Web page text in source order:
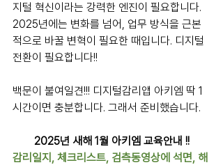
지털 혁신이라는 강력한 엔진이 필요합니다.
2025년에는 변화를 넘어, 업무 방식을 근본
적으로 바꿀 변혁이 필요한 때입니다. 디지털
전환이 필요합니다!!
백문이 불여일견!!! 디지털감리앱 아키엠 딱 1
시간이면 충분합니다. 그래서 준비했습니다.
2025년 새해 1월 아키엠 교육안내 !!
감리일지, 체크리스트, 검측동영상에 석면, 해